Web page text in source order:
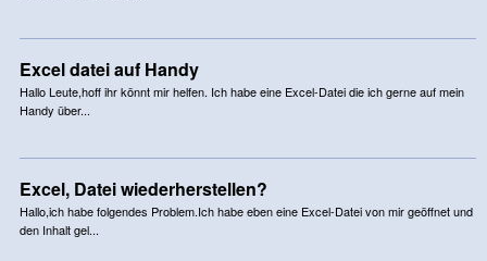
Excel datei auf Handy
Hallo Leute,hoff ihr könnt mir helfen. Ich habe eine Excel-Datei die ich gerne auf mein
Handy über...
Excel, Datei wiederherstellen?
Hallo,ich habe folgendes Problem.Ich habe eben eine Excel-Datei von mir geöffnet und
den Inhalt gel...